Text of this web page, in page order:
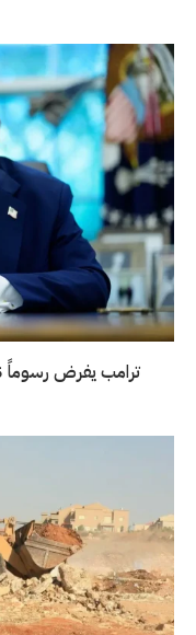
ترامب يفرض رسوماً 15% على منتجات البولي سيليكون